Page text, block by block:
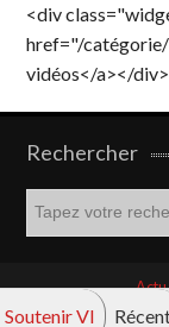
<div
href="/
vidéos</a></div>
Soutenir VI
Rechercher
Actu